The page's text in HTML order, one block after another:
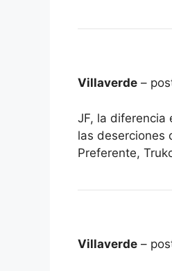
Villaverde –
JF, la diferencia
las deserciones
Preferente,
Villaverde –